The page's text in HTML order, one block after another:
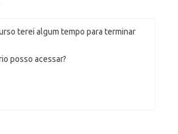
terei algum tempo para terminar
posso acessar?